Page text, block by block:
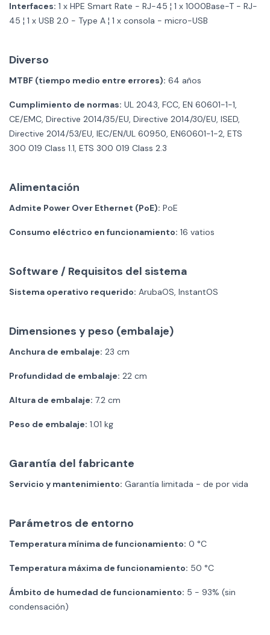
Interfaces: 1 x HPE Smart Rate - RJ-45 ¦ 1 x 1000Base-T - RJ-
45 ¦ 1 x USB 2.0 - Type A ¦ 1 x consola - micro-USB
Diverso
MTBF (tiempo medio entre errores): 64 años
Cumplimiento de normas: UL 2043, FCC, EN 60601-1-1,
CE/EMC, Directive 2014/35/EU, Directive 2014/30/EU, ISED,
Directive 2014/53/EU, IEC/EN/UL 60950, EN60601-1-2, ETS
300 019 Class 1.1, ETS 300 019 Class 2.3
Alimentación
Admite Power Over Ethernet (PoE): PoE
Consumo eléctrico en funcionamiento: 16 vatios
Software / Requisitos del sistema
Sistema operativo requerido: ArubaOS, InstantOS
Dimensiones y peso (embalaje)
Anchura de embalaje: 23 cm
Profundidad de embalaje: 22 cm
Altura de embalaje: 7.2 cm
Peso de embalaje: 1.01 kg
Garantía del fabricante
Servicio y mantenimiento: Garantía limitada - de por vida
Parámetros de entorno
Temperatura mínima de funcionamiento: 0 °C
Temperatura máxima de funcionamiento: 50 °C
Ámbito de humedad de funcionamiento: 5 - 93% (sin
condensación)